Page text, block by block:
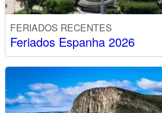
FERIADOS RECENTES
Feriados Espanha 2026